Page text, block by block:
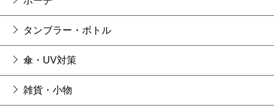
タンブラー・ボトル
傘・UV対策
雑貨・小物